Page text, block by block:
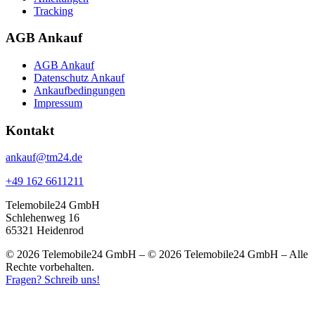
Tracking
AGB Ankauf
AGB Ankauf
Datenschutz Ankauf
Ankaufbedingungen
Impressum
Kontakt
ankauf@tm24.de
+49 162 6611211
Telemobile24 GmbH
Schlehenweg 16
65321 Heidenrod
© 2026 Telemobile24 GmbH – © 2026 Telemobile24 GmbH – Alle
Rechte vorbehalten.
Fragen? Schreib uns!